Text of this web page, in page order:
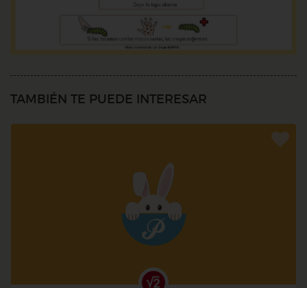
TAMBIÉN TE PUEDE INTERESAR